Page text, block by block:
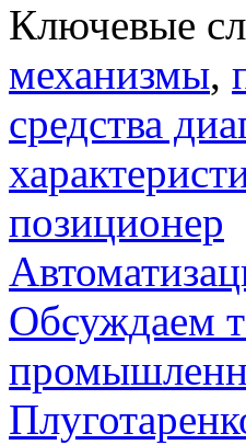
Ключевые
механизмы,
средства
позиционер
Обсуждаем